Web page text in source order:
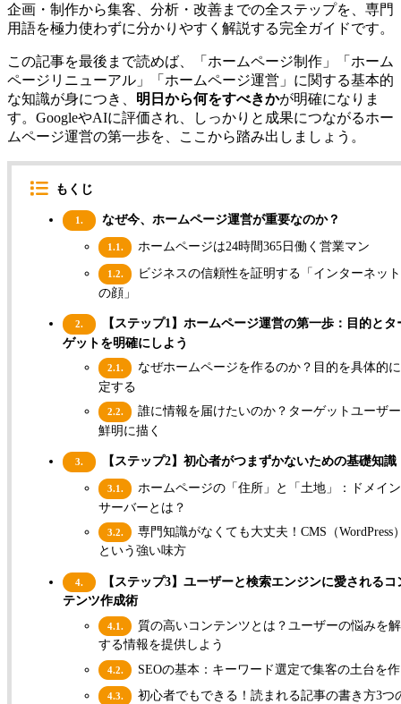
企画・制作から集客、分析・改善までの全ステップを、専門
用語を極力使わずに分かりやすく解説する完全ガイドです。
この記事を最後まで読めば、「ホームページ制作」「ホーム
ページリニューアル」「ホームページ運営」に関する基本的
な知識が身につき、 明日から何をすべきかが明確になりま
す。GoogleやAIに評価され、しっかりと成果につながるホー
ムページ運営の第一歩を、ここから踏み出しましょう。
もくじ
1. なぜ今、ホームページ運営が重要なのか？
1.1. ホームページは24時間365日働く営業マン
1.2.
ビジネスの信頼性を証明する「インターネッ
の顔」
2.
【ステップ1】ホームページ運営の第一歩：目的とタ
ゲットを明確にしよう
2.1.
なぜホームページを作るのか？目的を具体的
定する
2.2.
誰に情報を届けたいのか？ターゲットユーザ
鮮明に描く
3. 【ステップ2】初心者がつまずかないための基礎知識
3.1.
ホームページの「住所」と「土地」：ドメイ
サーバーとは？
3.2.
専門知識がなくても大丈夫！CMS（WordPress
という強い味方
4.
【ステップ3】ユーザーと検索エンジンに愛されるコ
テンツ作成術
4.1.
質の高いコンテンツとは？ユーザーの悩みを
する情報を提供しよう
4.2. SEOの基本：キーワード選定で集客の土台を
4.3.
初心者でもできる！読まれる記事の書き方3つ